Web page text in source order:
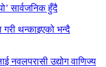
सार्वजनिक हुँदै
थन्काइएको भन्दै
नवलपरासी उद्योग वाणिज्य